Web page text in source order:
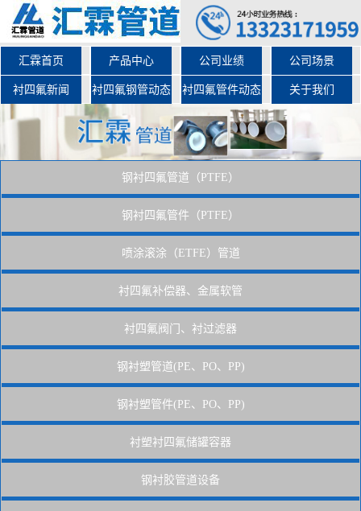
汇霖首页 产品中心 公司业绩 公司场景
衬四氟新闻 衬四氟钢管动态 衬四氟管件动态 关于我们
钢衬四氟管道（PTFE）
钢衬四氟管件（PTFE）
喷涂滚涂（ETFE）管道
衬四氟补偿器、金属软管
衬四氟阀门、衬过滤器
钢衬塑管道(PE、PO、PP)
钢衬塑管件(PE、PO、PP)
衬塑衬四氟储罐容器
钢衬胶管道设备